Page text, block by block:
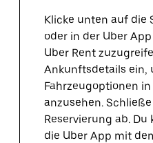
Klicke unten auf die
oder in der Uber
Uber Rent
Ankunftsdetails ein,
Fahrzeugoptionen
anzusehen.
Reservierung ab.
die Uber App mit